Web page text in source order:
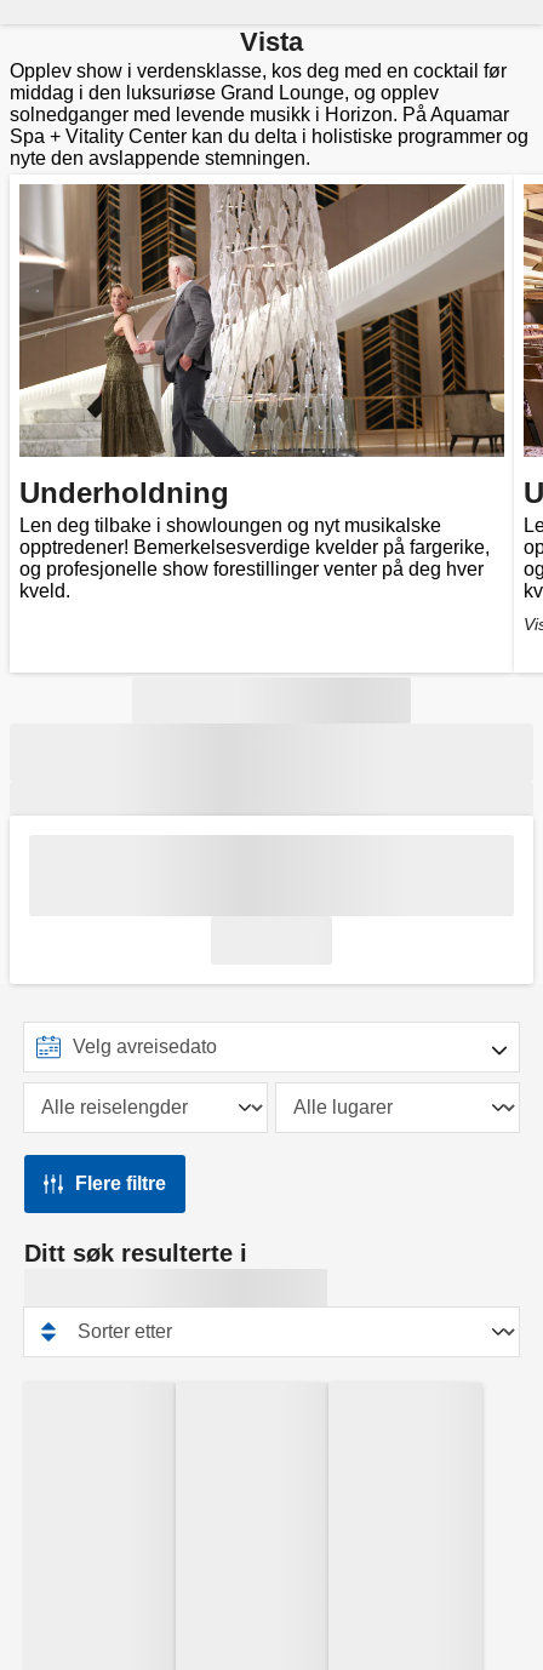
Vista
Opplev show i verdensklasse, kos deg med en cocktail før
middag i den luksuriøse Grand Lounge, og opplev
solnedganger med levende musikk i Horizon. På Aquamar
Spa + Vitality Center kan du delta i holistiske programmer og
nyte den avslappende stemningen.
Underholdning
Len deg tilbake i showloungen og nyt musikalske
opptredener! Bemerkelsesverdige kvelder på fargerike,
og profesjonelle show forestillinger venter på deg hver
kveld.
Flere filtre
Ditt søk resulterte i